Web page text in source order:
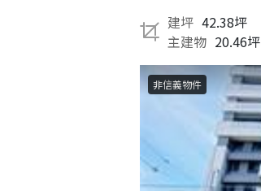
建坪 42.38坪
主建物 20.46坪
非信義物件